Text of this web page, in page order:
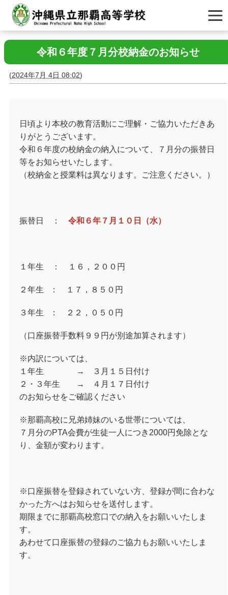
令和６年度７月分校納金のお知らせ
(2024年7月 4日 08:02)
日頃より本校の教育活動にご理解・ご協力いただきあ
りがとうございます。
令和６年度の校納金の納入について、７月分の振替日
等をお知らせいたします。
（校納金と授業料は異なります。ご注意ください。）
振替日 ： 令和６年７月１０日（水）
１年生 ： １６，２００円
２年生 ： １７，８５０円
３年生 ： ２２，０５０円
（口座振替手数料９９円が別途加算されます）
※内訳については、
１年生 → ３月１５日付け
２・３年生 → ４月１７日付け
のお知らせをご確認ください
※那覇高校に兄弟姉妹のいる世帯については、
７月分のPTA会費が生徒一人につき 2000円免除とな
り、金額が変わります。
※口座振替を登録されていない方、登録が間に合わな
かった方へはお知らせを送付します。
期限までに那覇高校窓口での納入をお願いいたしま
す。
あわせて口座振替の登録のご協力もお願いいたしま
す。